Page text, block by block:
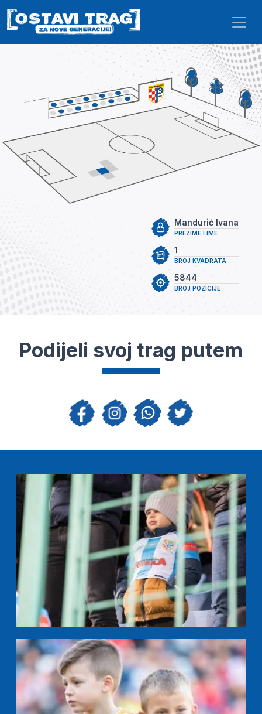
Skip to main content
PREZIME I IME
Mandurić Ivana
BROJ KVADRATA
1
BROJ POZICIJE
5844
Podijeli svoj trag putem